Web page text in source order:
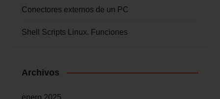
Conectores externos de un PC
Shell Scripts Linux. Funciones
Archivos
enero 2025